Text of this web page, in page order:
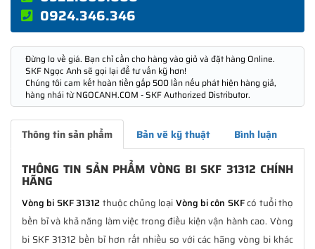
0924.346.346
Đừng lo về giá. Bạn chỉ cần cho hàng vào giỏ và đặt hàng Online.
SKF Ngọc Anh sẽ gọi lại để tư vấn kỹ hơn!
Chúng tôi cam kết hoàn tiền gấp 500 lần nếu phát hiện hàng giả,
hàng nhái từ NGOCANH.COM - SKF Authorized Distributor.
Thông tin sản phẩm Bản vẽ kỹ thuật Bình luận
THÔNG TIN SẢN PHẨM VÒNG BI SKF 31312 CHÍNH
HÃNG
Vòng bi SKF 31312 thuộc chủng loạiVòng bi côn SKFcó tuổi thọ
bền bỉ và khả năng làm việc trong điều kiện vận hành cao. Vòng
bi SKF 31312 bền bỉ hơn rất nhiều so với các hãng vòng bi khác